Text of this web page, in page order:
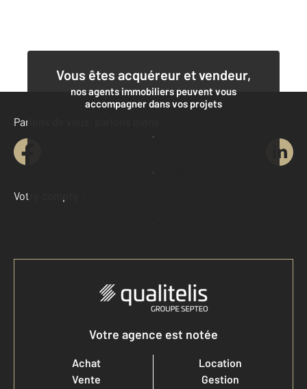
Vous êtes acquéreur et vendeur,
nos agents immobiliers peuvent vous
accompagner dans vos projets
Contacter l'agence
Demander une estimation
Parlons de vous, parlons biens
Votre compte :
Accéder à mon compte
Votre agence est notée
Achat
Vente
Location
Gestion